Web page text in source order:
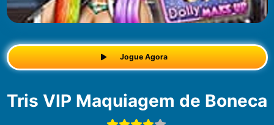
Jogue Agora
Tris VIP Maquiagem de Boneca